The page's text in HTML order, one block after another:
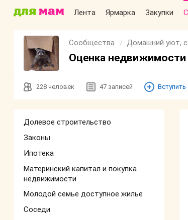
Лента Ярмарка Закупки
Сообщества Домашний уют,
Оценка недвижимости
228 человек 47 записей Вступить
Долевое строительство
Законы
Ипотека
Материнский капитал и покупка
недвижимости
Молодой семье доступное жилье
Соседи